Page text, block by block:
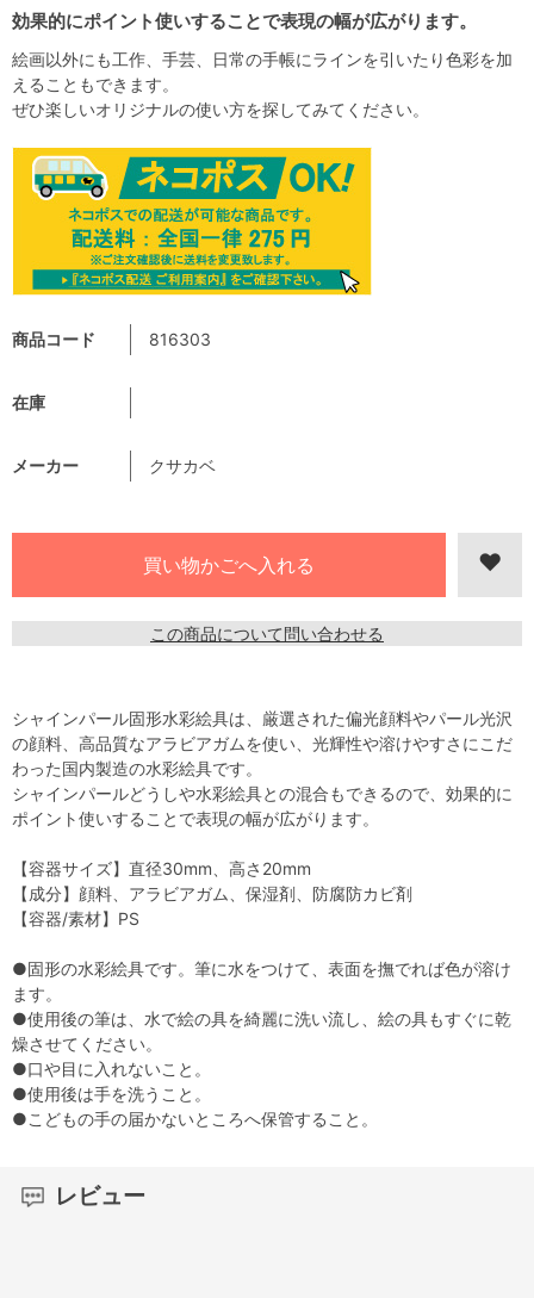
効果的にポイント使いすることで表現の幅が広がります。
商品コード 816303
在庫
メーカー クサカベ
この商品について問い合わせる
絵画以外にも工作、手芸、日常の手帳にラインを引いたり色彩を加
えることもできます。
ぜひ楽しいオリジナルの使い方を探してみてください。
シャインパール固形水彩絵具は、厳選された偏光顔料やパール光沢
の顔料、高品質なアラビアガムを使い、光輝性や溶けやすさにこだ
わった国内製造の水彩絵具です。
シャインパールどうしや水彩絵具との混合もできるので、効果的に
ポイント使いすることで表現の幅が広がります。
【容器サイズ】直径30mm、高さ20mm
【成分】顔料、アラビアガム、保湿剤、防腐防カビ剤
【容器/素材】PS
●固形の水彩絵具です。筆に水をつけて、表面を撫でれば色が溶け
ます。
●使用後の筆は、水で絵の具を綺麗に洗い流し、絵の具もすぐに乾
燥させてください。
●口や目に入れないこと。
●使用後は手を洗うこと。
●こどもの手の届かないところへ保管すること。
レビュー